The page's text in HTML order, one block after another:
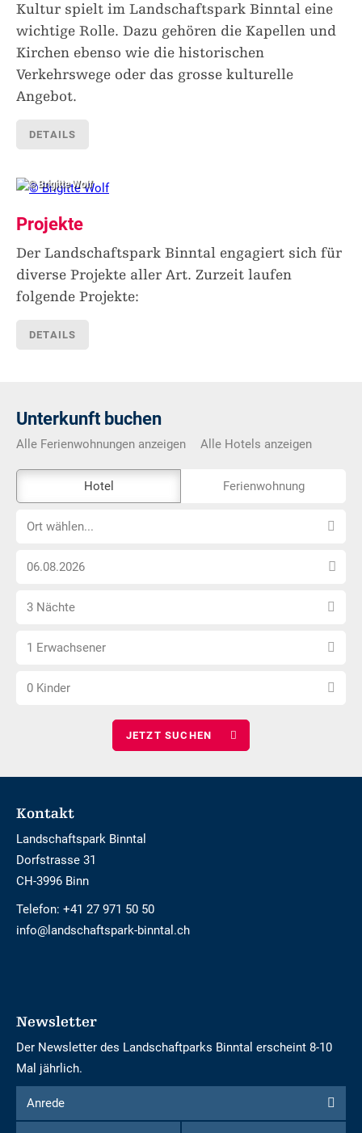
Kultur spielt im Landschaftspark Binntal eine
wichtige Rolle. Dazu gehören die Kapellen und
Kirchen ebenso wie die historischen
Verkehrswege oder das grosse kulturelle
Angebot.
DETAILS
© Brigitte Wolf
Projekte
Der Landschaftspark Binntal engagiert sich für
diverse Projekte aller Art. Zurzeit laufen
folgende Projekte:
DETAILS
Unterkunft buchen
Alle Ferienwohnungen anzeigen Alle Hotels anzeigen
Externe-
Buchungstool
nicht
Hotel Ferienwohnung
OrtOrt wählen...
Anreise
wählen
Anzahl
wählen
3 Nächte
Anzahl
wählen
1 Erwachsener
Anzahl
0 Kinder
Footer
Kontakt
Landschaftspark Binntal
Dorfstrasse 31
CH-3996 Binn
Telefon: +41 27 971 50 50
info@landschaftspark-binntal.ch
Newsletter
Der Newsletter des Landschaftparks Binntal erscheint 8-10
Mal jährlich.
Formular
um
Anrede
Anrede